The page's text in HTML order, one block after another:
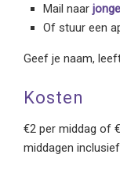
Mail naar
Of stuur een
Geef je naam,
Kosten
€2 per middag of
middagen